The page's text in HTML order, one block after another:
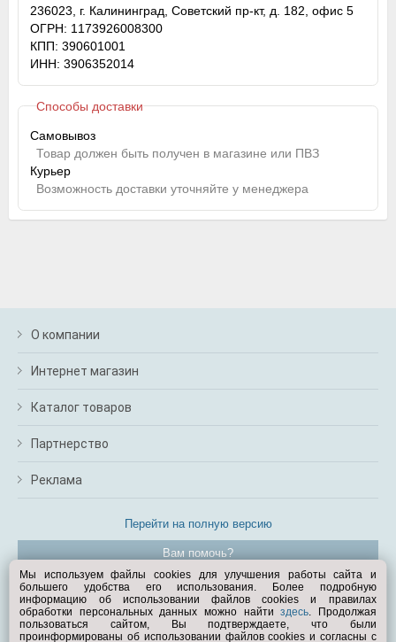
236023, г. Калининград, Советский пр-кт, д. 182, офис 5
ОГРН: 1173926008300
КПП: 390601001
ИНН: 3906352014
Способы доставки
Самовывоз
Товар должен быть получен в магазине или ПВЗ
Курьер
Возможность доставки уточняйте у менеджера
О компании
Интернет магазин
Каталог товаров
Партнерство
Реклама
Перейти на полную версию
Вам помочь?
© Exist.ru 1998—2026
Мы используем файлы cookies для улучшения работы сайта и
большего удобства его использования. Более подробную
информацию об использовании файлов cookies и правилах
обработки персональных данных можно найтиздесь. Продолжая
пользоваться сайтом, Вы подтверждаете, что были
проинформированы об использовании файлов cookies и согласны с